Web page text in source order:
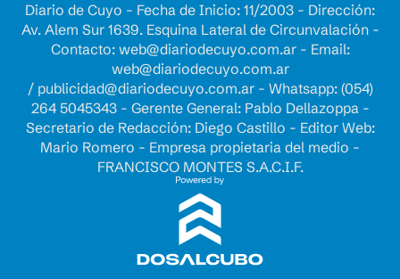
Diario de Cuyo - Fecha de Inicio: 11/2003 - Dirección:
Av. Alem Sur 1639. Esquina Lateral de Circunvalación -
Contacto: web@diariodecuyo.com.ar- Email:
web@diariodecuyo.com.ar
/ publicidad@diariodecuyo.com.ar- Whatsapp: (054)
264 5045343 - Gerente General: Pablo Dellazoppa -
Secretario de Redacción: Diego Castillo - Editor Web:
Mario Romero - Empresa propietaria del medio -
FRANCISCO MONTES S.A.C.I.F.